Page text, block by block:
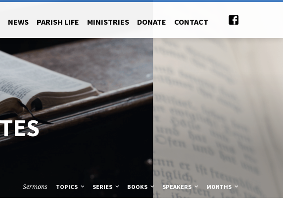
NEWS PARISH LIFE MINISTRIES DONATE CONTACT
Sermons TOPICS SERIES BOOKS SPEAKERS MONTHS